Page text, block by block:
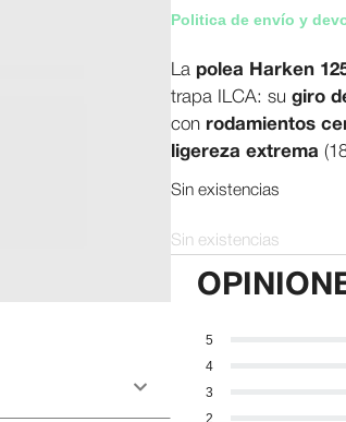
Politica de envío y
La polea Harken
trapa ILCA: su giro
con rodamientos
ligereza extrema
Sin existencias
Sin existencias
5
4
3